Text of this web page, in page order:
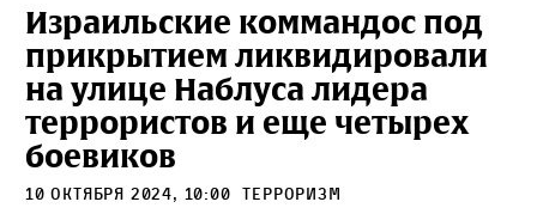
Израильские коммандос под
прикрытием ликвидировали
на улице Наблуса лидера
террористов и еще четырех
боевиков
10 октября 2024, 10:00 терроризм